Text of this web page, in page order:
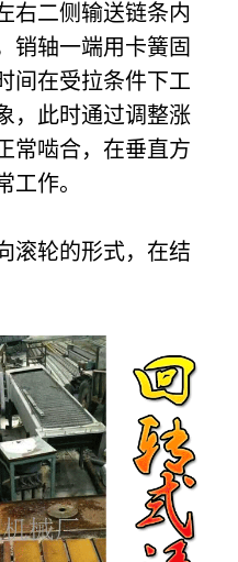
右二侧输送链条内
销轴一端用卡簧固
间在受拉条件下工
，此时通过调整涨
常啮合，在垂直方
工作。
滚轮的形式，在结